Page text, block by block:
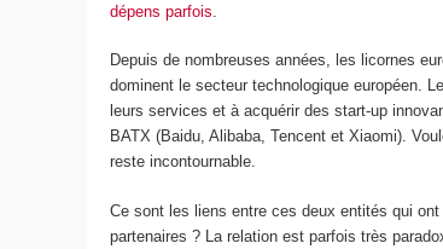
dépens parfois
Depuis de nombreuses années, les licornes
dominent le secteur technologique européen.
leurs services et à acquérir des start-up
BATX (Baidu, Alibaba, Tencent et Xiaomi).
reste incontournable.
Ce sont les liens entre ces deux entités qui
partenaires ? La relation est parfois très